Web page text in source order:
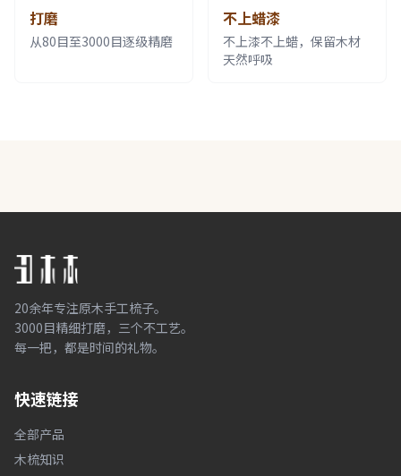
打磨
从80目至3000目逐级精磨
不上蜡漆
不上漆不上蜡，保留木材
天然呼吸
20余年专注原木手工梳子。
3000目精细打磨，三个不工艺。
每一把，都是时间的礼物。
快速链接
全部产品
木梳知识